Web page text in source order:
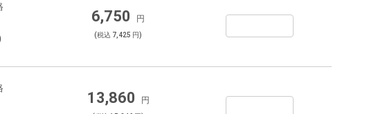
6,750 円
(税込 7,425 円)
13,860 円